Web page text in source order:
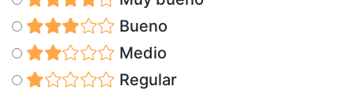
Bueno
Medio
Regular